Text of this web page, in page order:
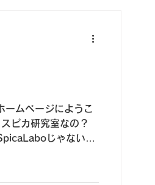
ムページにようこ
ピカ研究室なの？
じゃない